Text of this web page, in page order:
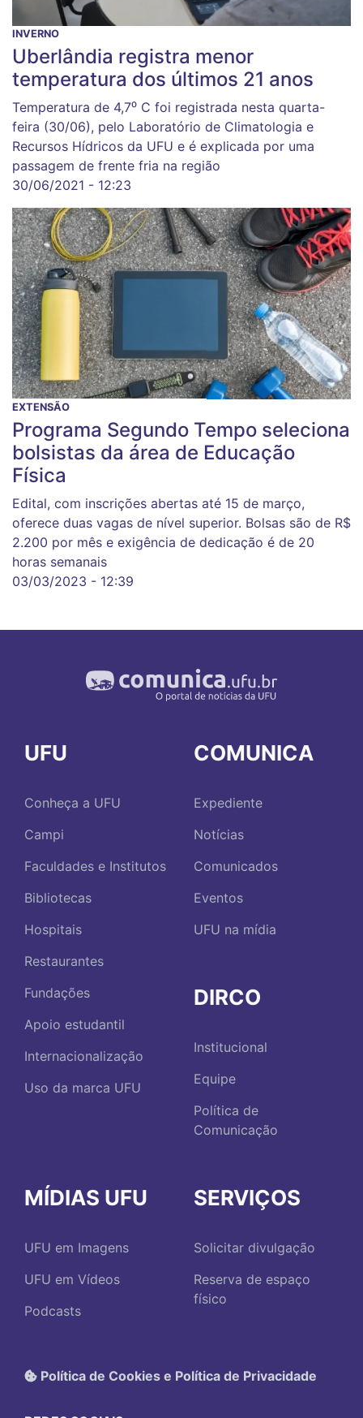
INVERNO
Uberlândia registra menor
temperatura dos últimos 21 anos
Temperatura de 4,7⁰ C foi registrada nesta quarta-
feira (30/06), pelo Laboratório de Climatologia e
Recursos Hídricos da UFU e é explicada por uma
passagem de frente fria na região
30/06/2021 - 12:23
EXTENSÃO
Programa Segundo Tempo seleciona
bolsistas da área de Educação
Física
Edital, com inscrições abertas até 15 de março,
oferece duas vagas de nível superior. Bolsas são de R$
2.200 por mês e exigência de dedicação é de 20
horas semanais
03/03/2023 - 12:39
UFU
Conheça a UFU
Campi
Faculdades e Institutos
Bibliotecas
Hospitais
Restaurantes
Fundações
Apoio estudantil
Internacionalização
Uso da marca UFU
COMUNICA
Expediente
Notícias
Comunicados
Eventos
UFU na mídia
DIRCO
Institucional
Equipe
Política de
Comunicação
MÍDIAS UFU
UFU em Imagens
UFU em Vídeos
Podcasts
SERVIÇOS
Solicitar divulgação
Reserva de espaço
físico
Política de Cookies e Política de Privacidade